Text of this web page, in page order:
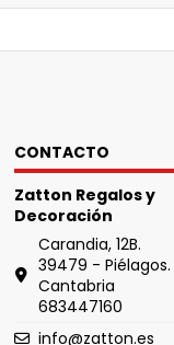
CONTACTO
Zatton Regalos y
Decoración
Carandia, 12B.
39479 - Piélagos.
Cantabria
683447160
info@zatton.es